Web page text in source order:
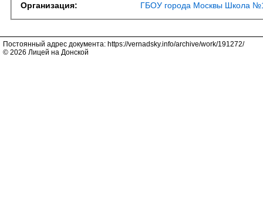
Организация:
ГБОУ города Москвы Школа
Постоянный адрес документа: https://vernadsky.info/archive/work/191272/
© 2026 Лицей на Донской